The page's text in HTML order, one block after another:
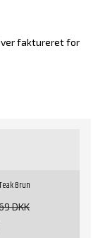
faktureret for
Brun
DKK